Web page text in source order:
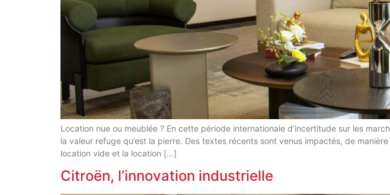
Location nue ou meublée ? En cette période internationale d’incertitude sur les
la valeur refuge qu’est la pierre. Des textes récents sont venus impactés, de
location vide et la location […]
Citroën, l’innovation industrielle